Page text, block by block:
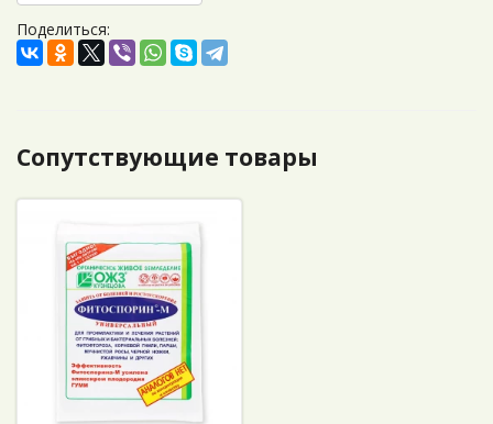
Поделиться:
Сопутствующие товары